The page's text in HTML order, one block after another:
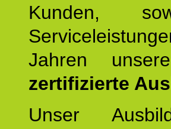
Kunden,
Jahren
zertifizierte
Unser